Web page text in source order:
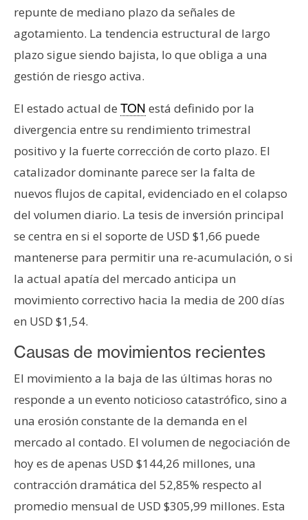
P
u
b
l
c
d
a
d
repunte de mediano plazo da señales de
agotamiento. La tendencia estructural de largo
plazo sigue siendo bajista, lo que obliga a una
gestión de riesgo activa.
El estado actual de TON está definido por la
divergencia entre su rendimiento trimestral
positivo y la fuerte corrección de corto plazo. El
catalizador dominante parece ser la falta de
nuevos flujos de capital, evidenciado en el colapso
del volumen diario. La tesis de inversión principal
se centra en si el soporte de USD $1,66 puede
mantenerse para permitir una re-acumulación, o si
la actual apatía del mercado anticipa un
movimiento correctivo hacia la media de 200 días
en USD $1,54.
Causas de movimientos recientes
El movimiento a la baja de las últimas horas no
responde a un evento noticioso catastrófico, sino a
una erosión constante de la demanda en el
mercado al contado. El volumen de negociación de
hoy es de apenas USD $144,26 millones, una
contracción dramática del 52,85% respecto al
promedio mensual de USD $305,99 millones. Esta